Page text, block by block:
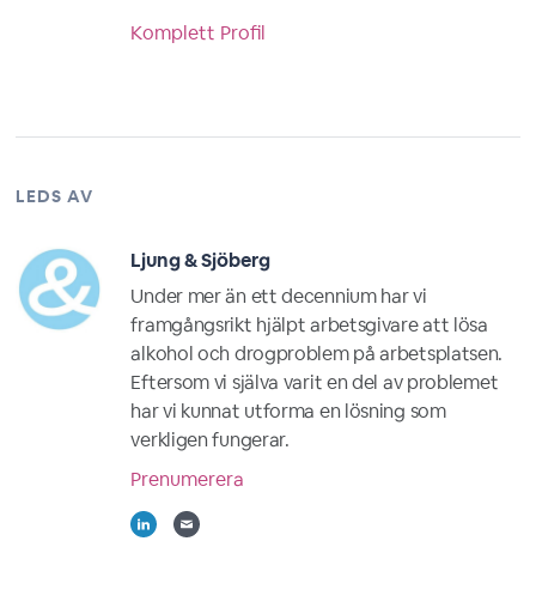
Komplett Profil
LEDS AV
Ljung & Sjöberg
Under mer än ett decennium har vi
framgångsrikt hjälpt arbetsgivare att lösa
alkohol och drogproblem på arbetsplatsen.
Eftersom vi själva varit en del av problemet
har vi kunnat utforma en lösning som
verkligen fungerar.
Prenumerera